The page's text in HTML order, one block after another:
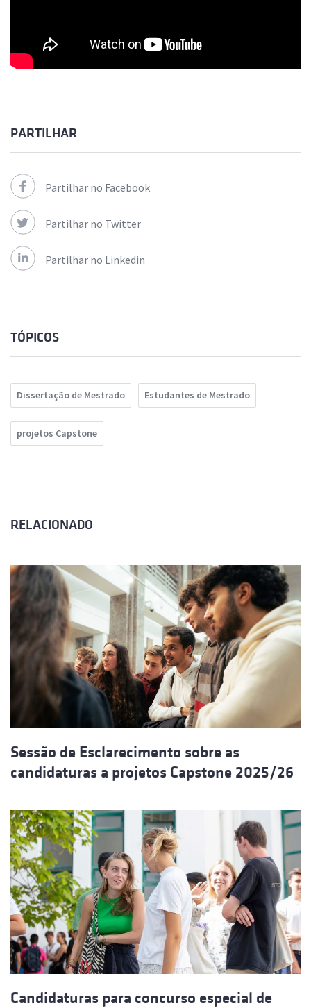
PARTILHAR
Partilhar no Facebook
Partilhar no Twitter
Partilhar no Linkedin
TÓPICOS
Dissertação de Mestrado Estudantes de Mestrado
projetos Capstone
RELACIONADO
Sessão de Esclarecimento sobre as
candidaturas a projetos Capstone 2025/26
Candidaturas para concurso especial de